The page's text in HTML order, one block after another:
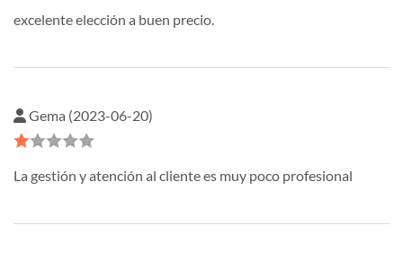
excelente elección a buen precio.
Gema (2023-06-20)
La gestión y atención al cliente es muy poco profesional